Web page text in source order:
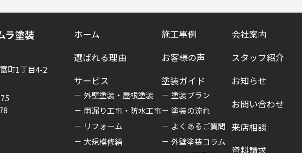
ラ塗装
町1丁目4-2
ホーム
選ばれる理由
サービス
外壁塗装・屋根塗装
雨漏り工事・防水工事
リフォーム
大規模修繕
施工事例
お客様の声
塗装ガイド
塗装プラン
塗装の流れ
よくあるご質問
外壁塗装コラム
会社案内
スタッフ紹介
お知らせ
お問い合わせ
来店相談
資料請求